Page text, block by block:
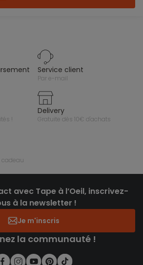
service client
par e-mail
!
delivery
gratuite dès 10€ d'achats
cadeau
avec Tape à l’Oeil, inscrivez-
à la newsletter !
Je m'inscris
la communauté !